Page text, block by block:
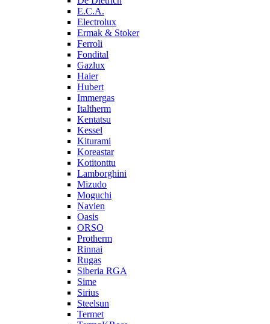
E.C.A.
Electrolux
Ermak & Stoker
Ferroli
Fondital
Gazlux
Haier
Hubert
Immergas
Italtherm
Kentatsu
Kessel
Kiturami
Koreastar
Kotitonttu
Lamborghini
Mizudo
Moguchi
Navien
Oasis
ORSO
Protherm
Rinnai
Rugas
Siberia RGA
Sime
Sirius
Steelsun
Termet